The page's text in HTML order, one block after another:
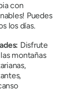
con
Puedes
los días.
Disfrute
montañas